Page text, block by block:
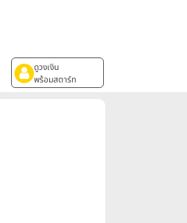
ดูวงเงิน
พร้อมสตาร์ท